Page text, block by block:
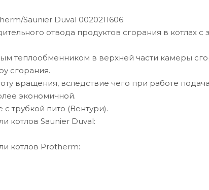
Saunier Duval 0020211606
отвода продуктов сгорания в котлах с
теплообменником в верхней части камеры
сгорания.
вращения, вследствие чего при работе
экономичной.
с трубкой пито (Вентури).
котлов Saunier Duval:
котлов Protherm: